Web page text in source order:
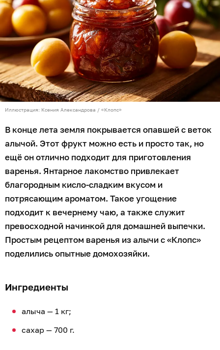
Иллюстрация: Ксения Александрова / «Клопс»
В конце лета земля покрывается опавшей с веток
алычой. Этот фрукт можно есть и просто так, но
ещё он отлично подходит для приготовления
варенья. Янтарное лакомство привлекает
благородным кисло-сладким вкусом и
потрясающим ароматом. Такое угощение
подходит к вечернему чаю, а также служит
превосходной начинкой для домашней выпечки.
Простым рецептом варенья из алычи с «Клопс»
поделились опытные домохозяйки.
Ингредиенты
алыча — 1 кг;
сахар — 700 г.